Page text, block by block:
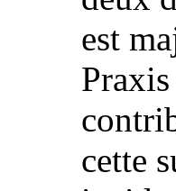
est
cette